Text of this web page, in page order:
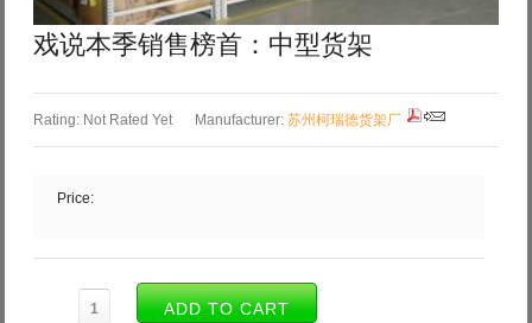
戏说本季销售榜首：中型货架
Rating: Not Rated Yet Manufacturer: 苏州柯瑞德货架厂
Price: